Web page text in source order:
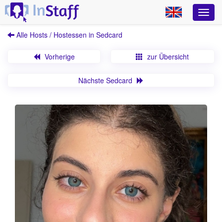
Alle Hosts / Hostessen in Sedcard
Vorherige zur Übersicht
Nächste Sedcard